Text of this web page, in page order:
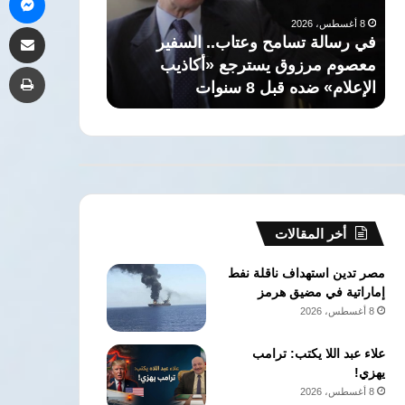
يسترجع
«أكاذيب
الإعلام»
ضده
8 أغسطس، 2026
في رسالة تسامح وعتاب.. السفير
معصوم مرزوق يسترجع «أكاذيب
الإعلام» ضده قبل 8 سنوات
ما
مصر.. اكتشاف
لعصر ما قبل
أخر المقالات
مصر تدين استهداف ناقلة نفط
إماراتية في مضيق هرمز
8 أغسطس، 2026
علاء عبد اللا يكتب: ترامب
يهزي!
8 أغسطس، 2026